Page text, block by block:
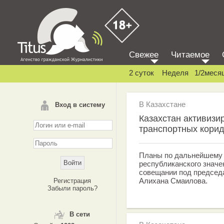
Вход в систему
Регистрация
Забыли пароль?
В сети
Свежее Читаемое
2 суток Неделя 1/
В Казахстане
Казахстан
транспортных
Планы по дальнейшему
республиканского
совещании под
Алихана Смаилова.